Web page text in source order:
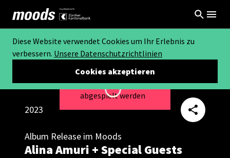
Diese Website verwendet Cookies um Ihr Erlebnis zu
verbessern. Unsere Datenschutzrichtlinien
Cookies akzeptieren
Dieses Video kann nicht
abgespielt werden
Loading...
2023
Alina Amuri + Special Guests
Album Release im Moods